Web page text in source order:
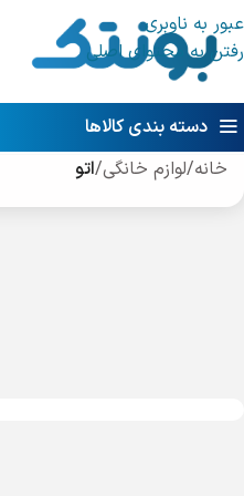
عبور به ناوبری
رفتن به محتوای اصلی
دسته بندی کالاها
خانه/لوازم خانگی/اتو